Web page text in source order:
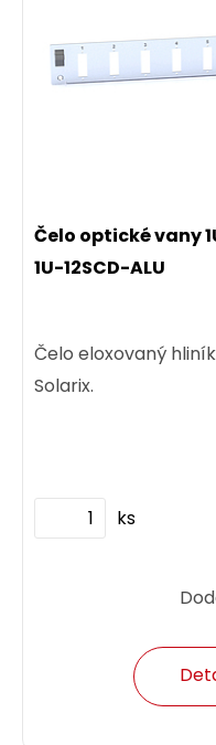
Čelo optické vany
1U-12SCD-ALU
Čelo eloxovaný
Solarix.
ks